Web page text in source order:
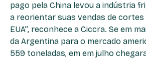
pago pela China levou a indústria
a reorientar suas vendas de
EUA”, reconhece a Ciccra. Se em
da Argentina para o mercado
559 toneladas, em em julho